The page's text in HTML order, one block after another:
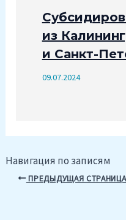
из
и Санкт-
09.07.2024
Навигация по записям
ПРЕДЫДУЩАЯ СТРАНИЦА